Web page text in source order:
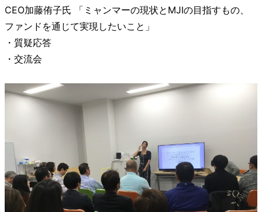
CEO加藤侑子氏 「ミャンマーの現状とMJIの目指すもの、
ファンドを通じて実現したいこと」
・質疑応答
・交流会